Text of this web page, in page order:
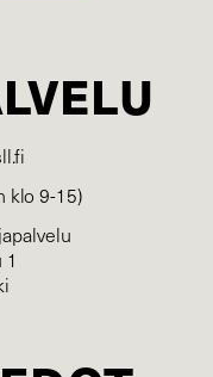
klo 9-15)